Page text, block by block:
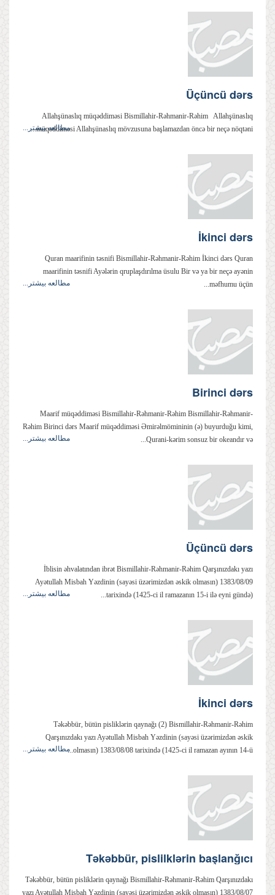
Üçüncü dərs
Allahşünaslıq müqəddiməsi Bismillahir-Rəhmanir-Rəhim Allahşünaslıq
müqəddiməsi Allahşünaslıq mövzusuna başlamazdan öncə bir neçə nöqtəni...
مطالعه بیشتر...
İkinci dərs
Quran maarifinin təsnifi Bismillahir-Rəhmanir-Rəhim İkinci dərs Quran
maarifinin təsnifi Ayələrin qruplaşdırılma üsulu Bir və ya bir neçə ayənin
məfhumu üçün...
مطالعه بیشتر...
Birinci dərs
Maarif müqəddiməsi Bismillahir-Rəhmanir-Rəhim Bismillahir-Rəhmanir-
Rəhim Birinci dərs Maarif müqəddiməsi Əmirəlmömininin (ə) buyurduğu kimi,
Qurani-kərim sonsuz bir okeandır və...
مطالعه بیشتر...
Üçüncü dərs
İblisin əhvalatından ibrət Bismillahir-Rəhmanir-Rəhim Qarşınızdakı yazı
Ayətullah Misbah Yəzdinin (sayəsi üzərimizdən əskik olmasın) 1383/08/09
tarixində (1425-ci il ramazanın 15-i ilə eyni gündə)...
مطالعه بیشتر...
İkinci dərs
Təkəbbür, bütün pisliklərin qaynağı (2) Bismillahir-Rəhmanir-Rəhim
Qarşınızdakı yazı Ayətullah Misbah Yəzdinin (sayəsi üzərimizdən əskik
olmasın) 1383/08/08 tarixində (1425-ci il ramazan ayının 14-ü... مطالعه بیشتر...
Təkəbbür, pislilklərin başlanğıcı
Təkəbbür, bütün pisliklərin qaynağı Bismillahir-Rəhmanir-Rəhim Qarşınızdakı
yazı Ayətullah Misbah Yəzdinin (sayəsi üzərimizdən əskik olmasın) 1383/08/07